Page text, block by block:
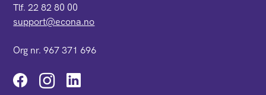
Tlf. 22 82 80 00
support@econa.no
Org nr. 967 371 696
Instagram